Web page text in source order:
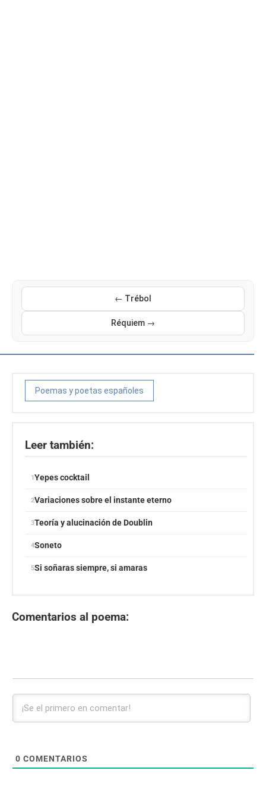
← Trébol
Réquiem →
Poemas y poetas españoles
Leer también:
Yepes cocktail
Variaciones sobre el instante eterno
Teoría y alucinación de Doublin
Soneto
Si soñaras siempre, si amaras
Comentarios al poema:
0 COMENTARIOS